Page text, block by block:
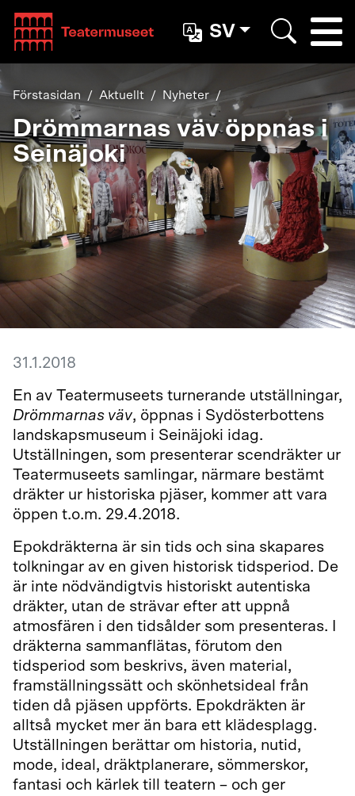
Teatterimuseo
SV
Förstasidan Aktuellt Nyheter
Drömmarnas väv öppnas i
Seinäjoki
31.1.2018
En av Teatermuseets turnerande utställningar,
Drömmarnas väv, öppnas i Sydösterbottens
landskapsmuseum i Seinäjoki idag.
Utställningen, som presenterar scendräkter ur
Teatermuseets samlingar, närmare bestämt
dräkter ur historiska pjäser, kommer att vara
öppen t.o.m. 29.4.2018.
Epokdräkterna är sin tids och sina skapares
tolkningar av en given historisk tidsperiod. De
är inte nödvändigtvis historiskt autentiska
dräkter, utan de strävar efter att uppnå
atmosfären i den tidsålder som presenteras. I
dräkterna sammanflätas, förutom den
tidsperiod som beskrivs, även material,
framställningssätt och skönhetsideal från
tiden då pjäsen uppförts. Epokdräkten är
alltså mycket mer än bara ett klädesplagg.
Utställningen berättar om historia, nutid,
mode, ideal, dräktplanerare, sömmerskor,
fantasi och kärlek till teatern – och ger